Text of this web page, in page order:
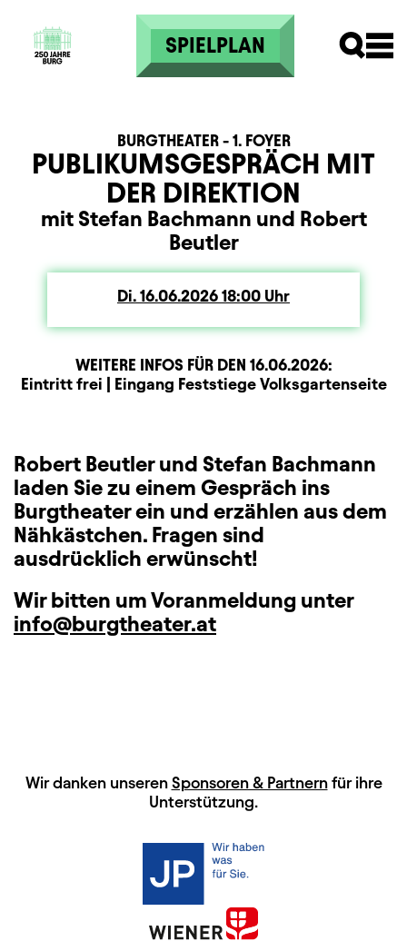
Direkt zum Inhalt
SPIELPLAN
PUBLIKUMSGESPRÄCH MIT
DER DIREKTION
BURGTHEATER - 1. FOYER
mit Stefan Bachmann und Robert
Beutler
Di. Dienstag
16.06.2026 18:00Uhr
WEITERE INFOS FÜR DEN 16.06.2026:
BeschreibungInformation
Zusatzinformation
Eintritt frei | Eingang Feststiege Volksgartenseite
Robert Beutler und Stefan Bachmann
laden Sie zu einem Gespräch ins
Burgtheater ein und erzählen aus dem
Nähkästchen. Fragen sind
ausdrücklich erwünscht!
Wir bitten um Voranmeldung unter
info@burgtheater.at
HAUPTSPONSOREN
Wir danken unseren Sponsoren & Partnernfür ihre
Unterstützung.